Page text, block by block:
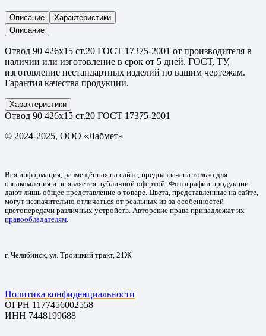
Описание
Характеристики
Описание
Отвод 90 426х15 ст.20 ГОСТ 17375-2001 от производителя в
наличии или изготовление в срок от 5 дней. ГОСТ, ТУ,
изготовление нестандартных изделий по вашим чертежам.
Гарантия качества продукции.
Характеристики
Отвод 90 426х15 ст.20 ГОСТ 17375-2001
© 2024-2025, ООО «Лабмет»
Вся информация, размещённая на сайте, предназначена только для
ознакомления и не является публичной офертой. Фотографии продукции
дают лишь общее представление о товаре. Цвета, представленные на сайте,
могут незначительно отличаться от реальных из-за особенностей
цветопередачи различных устройств. Авторские права принадлежат их
правообладателям
г. Челябинск, ул. Троицкий тракт, 21Ж
Политика конфиденциальности
ОГРН 1177456002558
ИНН 7448199688